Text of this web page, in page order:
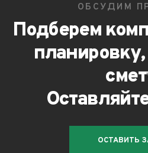
ОБСУДИМ
Подберем
ОСТАВИТЬ